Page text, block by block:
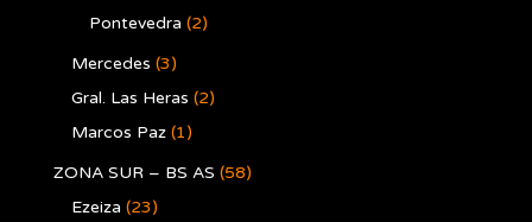
Pontevedra (2)
Mercedes (3)
Gral. Las Heras (2)
Marcos Paz (1)
ZONA SUR – BS AS (58)
Ezeiza (23)